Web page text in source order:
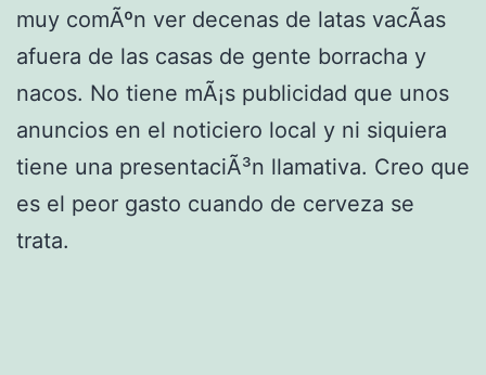
muy comÃºn ver decenas de latas vacÃ­as
afuera de las casas de gente borracha y
nacos. No tiene mÃ¡s publicidad que unos
anuncios en el noticiero local y ni siquiera
tiene una presentaciÃ³n llamativa. Creo que
es el peor gasto cuando de cerveza se
trata.